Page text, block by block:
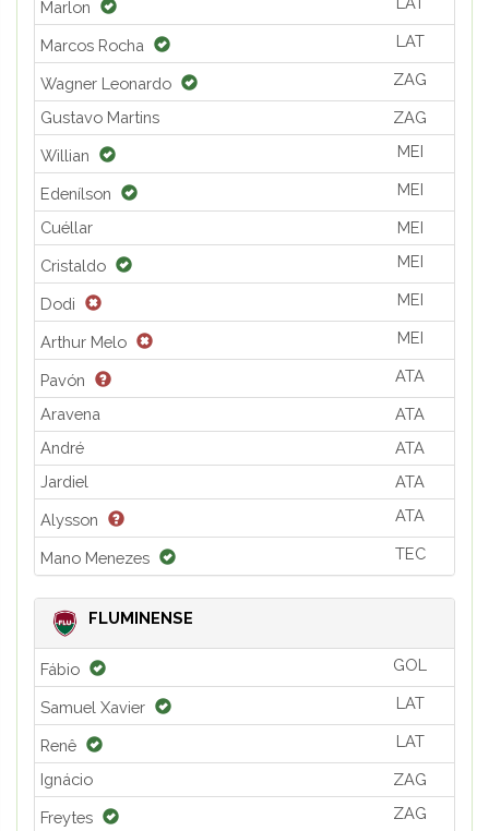
Marlon
Marcos Rocha LAT
Wagner Leonardo ZAG
Gustavo Martins ZAG
Willian MEI
Edenílson MEI
Cuéllar MEI
Cristaldo MEI
Dodi MEI
Arthur Melo MEI
Pavón ATA
Aravena
ATA
André
ATA
Jardiel
ATA
Alysson ATA
Mano Menezes TEC
FLUMINENSE
Fábio GOL
Samuel Xavier LAT
Renê LAT
Ignácio ZAG
Freytes ZAG